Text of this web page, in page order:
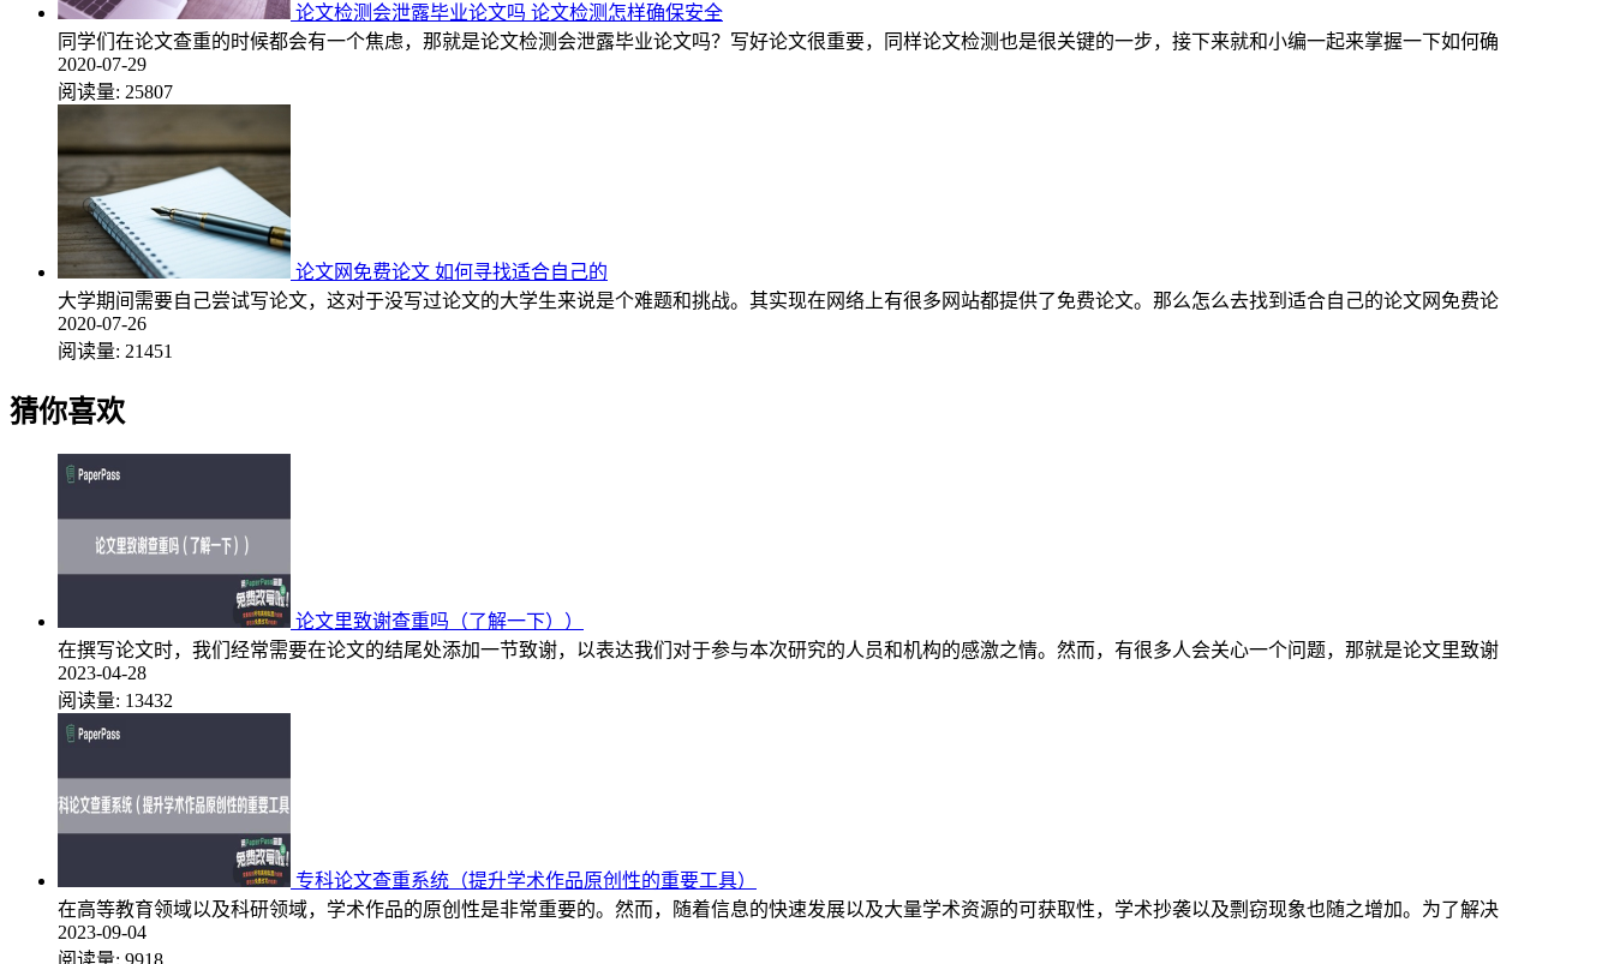
论文检测会泄露毕业论文吗 论文检测怎样确保安全
同学们在论文查重的时候都会有一个焦虑，那就是论文检测会泄露毕业论文吗？写好论文很重要，同样论文检测也是很关键的一步，接下来就和小编一起来掌握一下如何确
2020-07-29
阅读量: 25807
论文网免费论文 如何寻找适合自己的
大学期间需要自己尝试写论文，这对于没写过论文的大学生来说是个难题和挑战。其实现在网络上有很多网站都提供了免费论文。那么怎么去找到适合自己的论文网免费论
2020-07-26
阅读量: 21451
猜你喜欢
论文里致谢查重吗（了解一下））
在撰写论文时，我们经常需要在论文的结尾处添加一节致谢，以表达我们对于参与本次研究的人员和机构的感激之情。然而，有很多人会关心一个问题，那就是论文里致谢
2023-04-28
阅读量: 13432
专科论文查重系统（提升学术作品原创性的重要工具）
在高等教育领域以及科研领域，学术作品的原创性是非常重要的。然而，随着信息的快速发展以及大量学术资源的可获取性，学术抄袭以及剽窃现象也随之增加。为了解决
2023-09-04
阅读量: 9918